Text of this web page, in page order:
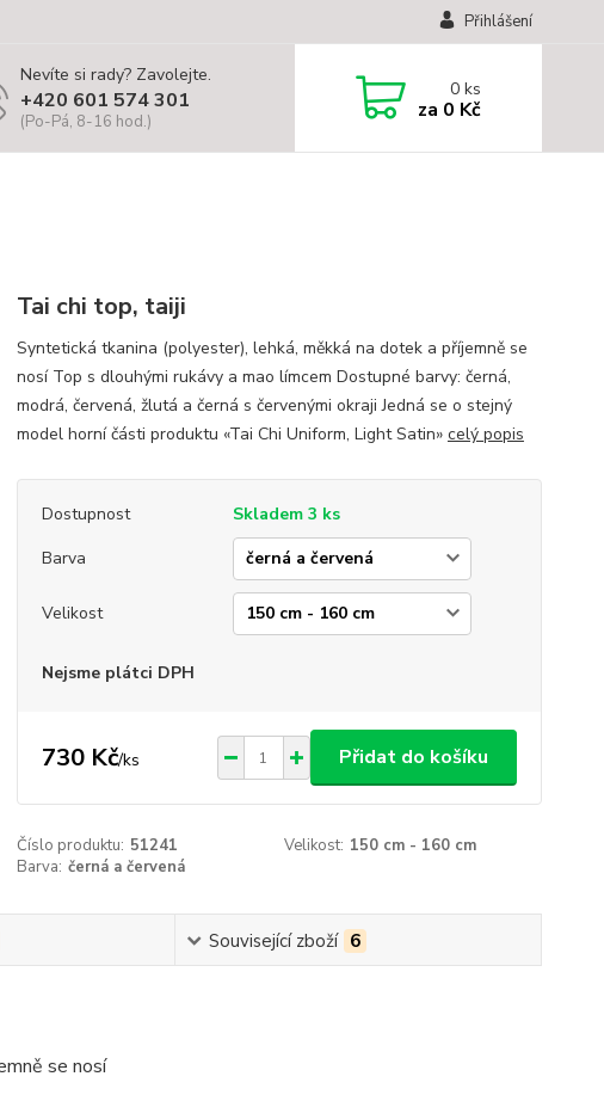
Přihlášení
Nevíte si rady? Zavolejte.
+420 601 574 301
(Po-Pá, 8-16 hod.)
0ks
za 0 Kč
Tai chi top, taiji
Syntetická tkanina (polyester), lehká, měkká na dotek a příjemně se
nosí Top s dlouhými rukávy a mao límcem Dostupné barvy: černá,
modrá, červená, žlutá a černá s červenými okraji Jedná se o stejný
model horní části produktu «Tai Chi Uniform, Light Satin» celý popis
Dostupnost
Skladem 3 ks
Barva
Velikost
Nejsme plátci DPH
730 Kč/ks Přidat do košíku
Číslo produktu: 51241 Velikost: 150 cm - 160 cm
Barva: černá a červená
Související zboží 6
se nosí